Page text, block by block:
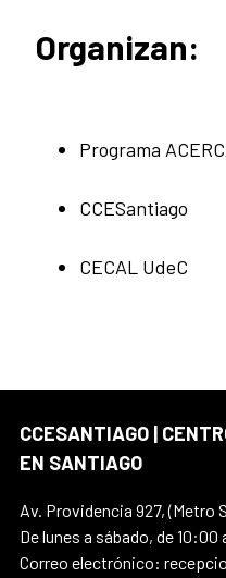
Organizan:
Programa
CCESantiago
CECAL UdeC
CCESANTIAGO |
EN SANTIAGO
Av. Providencia 927, (Metro
De lunes a sábado, de 10:00
Correo electrónico: